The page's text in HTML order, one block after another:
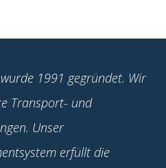
1991 gegründet. Wir
Transport- und
Unser
erfüllt die